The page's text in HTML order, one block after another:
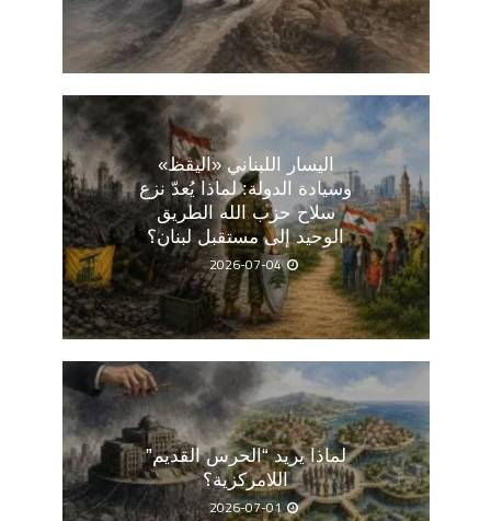
اليسار اللبناني «اليقظ»
وسيادة الدولة: لماذا يُعدّ نزع
سلاح حزب الله الطريق
الوحيد إلى مستقبل لبنان؟
2026-07-04
لماذا يريد “الحرس القديم”
اللامركزية؟
2026-07-01